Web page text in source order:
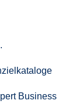
Business